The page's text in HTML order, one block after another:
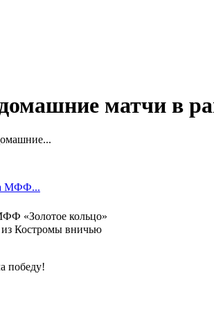
матчи в
«Золотое кольцо»
Костромы вничью
победу!